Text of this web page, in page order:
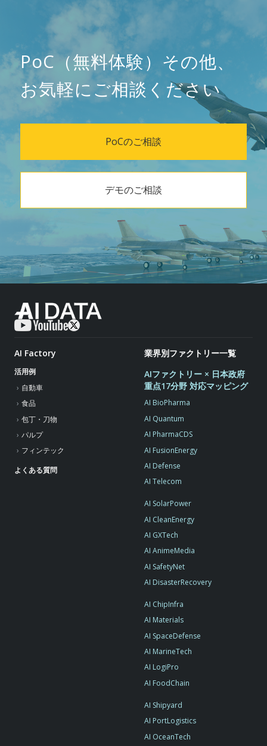
PoC（無料体験）その他、
お気軽にご相談ください
PoCのご相談
デモのご相談
AI Factory
活用例
自動車
食品
包丁・刀物
パルプ
フィンテック
よくある質問
業界別ファクトリー一覧
AIファクトリー × 日本政府
重点17分野 対応マッピング
AI BioPharma
AI Quantum
AI PharmaCDS
AI FusionEnergy
AI Defense
AI Telecom
AI SolarPower
AI CleanEnergy
AI GXTech
AI AnimeMedia
AI SafetyNet
AI DisasterRecovery
AI ChipInfra
AI Materials
AI SpaceDefense
AI MarineTech
AI LogiPro
AI FoodChain
AI Shipyard
AI PortLogistics
AI OceanTech